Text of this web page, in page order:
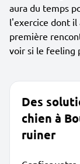
aura du temps
l'exercice dont il
première
voir si le feeling
Des
chien à
ruiner